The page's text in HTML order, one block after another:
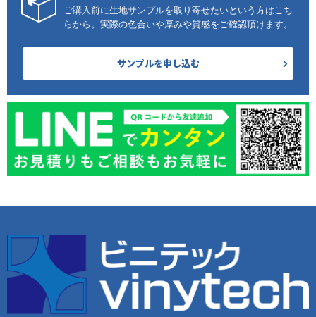
ご購入前に生地サンプルを取り寄せたいという方はこち
らから。実際の色合いや厚みや質感をご確認頂けます。
サンプルを申し込む